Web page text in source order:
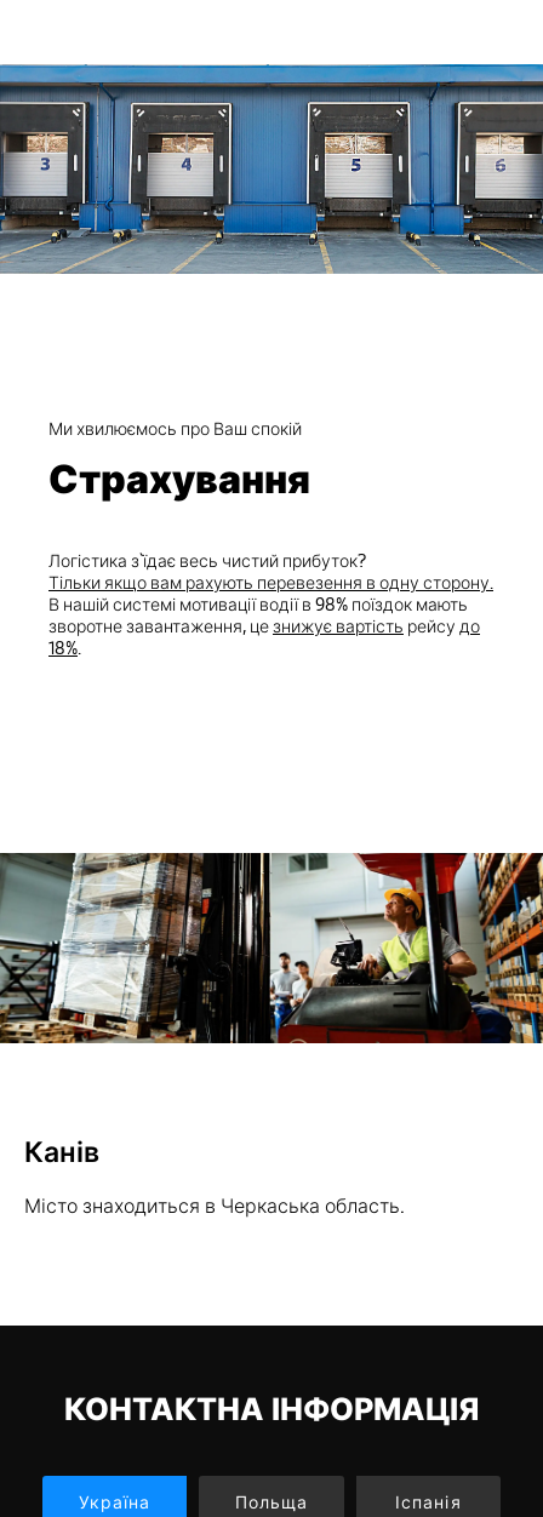
Ми хвилюємось про Ваш спокій
Страхування
Логістика з`їдає весь чистий прибуток?
Тільки якщо вам рахують перевезення в одну сторону.
В нашій системі мотивації водії в 98% поїздок мають
зворотне завантаження, цезнижує вартість рейсу до
18%
Канів
Місто знаходиться в Черкаська область.
КОНТАКТНА ІНФОРМАЦІЯ
Україна Польща Іспанія